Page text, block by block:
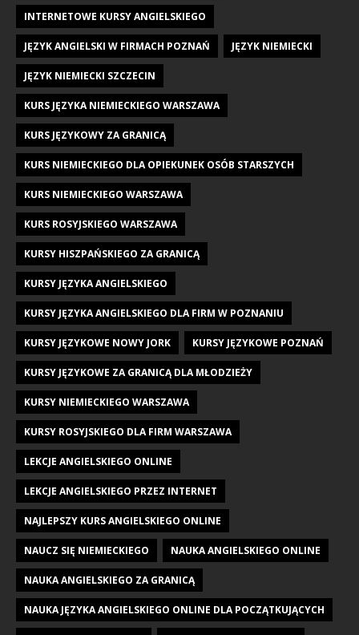
INTERNETOWE KURSY ANGIELSKIEGO
JĘZYK ANGIELSKI W FIRMACH POZNAŃ JĘZYK NIEMIECKI
JĘZYK NIEMIECKI SZCZECIN
KURS JĘZYKA NIEMIECKIEGO WARSZAWA
KURS JĘZYKOWY ZA GRANICĄ
KURS NIEMIECKIEGO DLA OPIEKUNEK OSÓB STARSZYCH
KURS NIEMIECKIEGO WARSZAWA
KURS ROSYJSKIEGO WARSZAWA
KURSY HISZPAŃSKIEGO ZA GRANICĄ
KURSY JĘZYKA ANGIELSKIEGO
KURSY JĘZYKA ANGIELSKIEGO DLA FIRM W POZNANIU
KURSY JĘZYKOWE NOWY JORK KURSY JĘZYKOWE POZNAŃ
KURSY JĘZYKOWE ZA GRANICĄ DLA MŁODZIEŻY
KURSY NIEMIECKIEGO WARSZAWA
KURSY ROSYJSKIEGO DLA FIRM WARSZAWA
LEKCJE ANGIELSKIEGO ONLINE
LEKCJE ANGIELSKIEGO PRZEZ INTERNET
NAJLEPSZY KURS ANGIELSKIEGO ONLINE
NAUCZ SIĘ NIEMIECKIEGO NAUKA ANGIELSKIEGO ONLINE
NAUKA ANGIELSKIEGO ZA GRANICĄ
NAUKA JĘZYKA ANGIELSKIEGO ONLINE DLA POCZĄTKUJĄCYCH